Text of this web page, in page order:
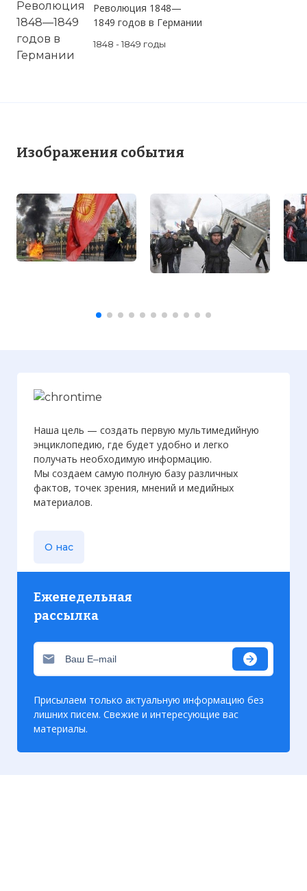
Революция 1848—
1849 годов в Германии
1848 - 1849 годы
Изображения события
Наша цель — создать первую мультимедийную
энциклопедию, где будет удобно и легко
получать необходимую информацию.
Мы создаем самую полную базу различных
фактов, точек зрения, мнений и медийных
материалов.
О нас
Еженедельная
рассылка
Присылаем только актуальную информацию без
лишних писем. Свежие и интересующие вас
материалы.